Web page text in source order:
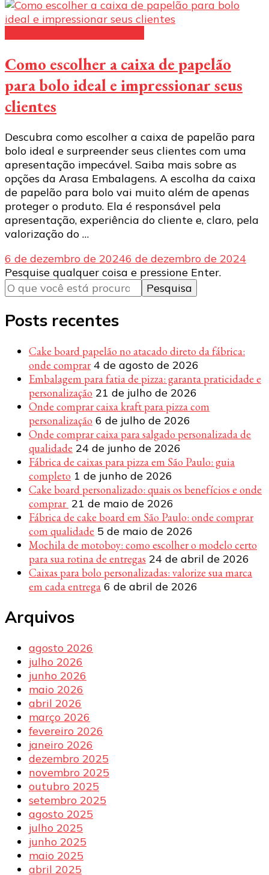
Como escolher a caixa de papelão
para bolo ideal e impressionar seus
clientes
Descubra como escolher a caixa de papelão para
bolo ideal e surpreender seus clientes com uma
apresentação impecável. Saiba mais sobre as
opções da Arasa Embalagens. A escolha da caixa
de papelão para bolo vai muito além de apenas
proteger o produto. Ela é responsável pela
apresentação, experiência do cliente e, claro, pela
valorização do …
6 de dezembro de 20246 de dezembro de 2024
Procurando
algo?
Pesquise qualquer coisa e pressione Enter.
Posts recentes
Cake board papelão no atacado direto da fábrica:
onde comprar 4 de agosto de 2026
Embalagem para fatia de pizza: garanta praticidade e
personalização 21 de julho de 2026
Onde comprar caixa kraft para pizza com
personalização 6 de julho de 2026
Onde comprar caixa para salgado personalizada de
qualidade 24 de junho de 2026
Fábrica de caixas para pizza em São Paulo: guia
completo 1 de junho de 2026
Cake board personalizado: quais os benefícios e onde
comprar 21 de maio de 2026
Fábrica de cake board em São Paulo: onde comprar
com qualidade 5 de maio de 2026
Mochila de motoboy: como escolher o modelo certo
para sua rotina de entregas 24 de abril de 2026
Caixas para bolo personalizadas: valorize sua marca
em cada entrega 6 de abril de 2026
Arquivos
agosto 2026
julho 2026
junho 2026
maio 2026
abril 2026
março 2026
fevereiro 2026
janeiro 2026
dezembro 2025
novembro 2025
outubro 2025
setembro 2025
agosto 2025
julho 2025
junho 2025
maio 2025
abril 2025